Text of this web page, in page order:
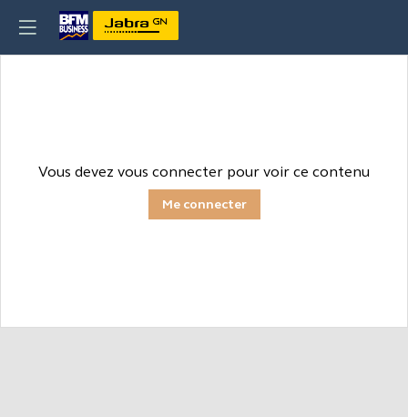
Vous devez vous connecter pour voir ce contenu
Me connecter